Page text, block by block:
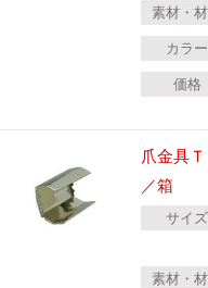
素材・
カラー
価格
爪金具
／箱
サイズ
素材・